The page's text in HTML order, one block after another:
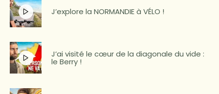
J’explore la NORMANDIE à VÉLO !
J’ai visité le cœur de la diagonale du vide :
le Berry !